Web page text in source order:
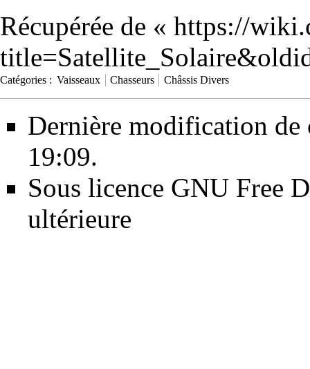
Récupérée de « https://
Catégories : Vaisseaux Chasseurs Châssis Divers
Dernière modification de
19:09.
Sous licence GNU Free
ultérieure